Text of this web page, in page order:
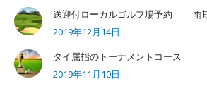
送迎付ローカルゴルフ場予約 雨
2019年12月14日
タイ屈指のトーナメントコース
2019年11月10日